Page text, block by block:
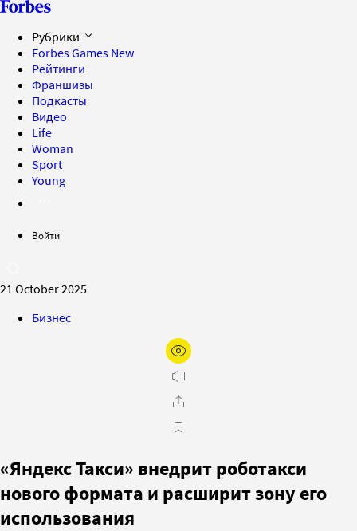
Рубрики
Forbes Games New
Рейтинги
Франшизы
Подкасты
Видео
Life
Woman
Sport
Young
Войти
21 October 2025
Бизнес
«Яндекс Такси» внедрит роботакси
нового формата и расширит зону его
использования